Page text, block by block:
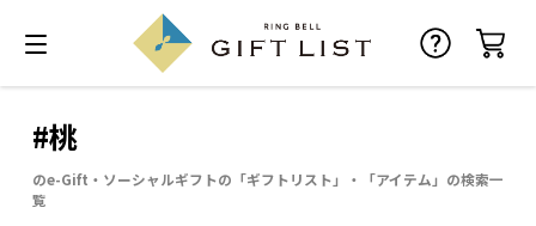
#桃
のe-Gift・ソーシャルギフトの「ギフトリスト」・「アイテム」の検索一
覧